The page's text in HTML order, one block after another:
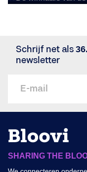
Schrijf net als
newsletter
SHARING THE